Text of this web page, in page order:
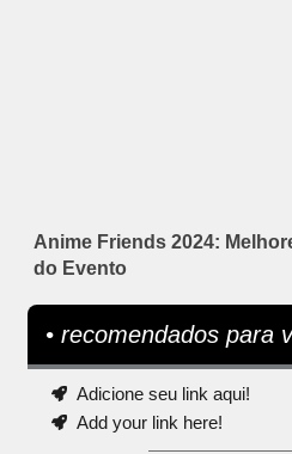
Anime Friends 2024:
do Evento
• recomendados para
Adicione seu link aqui!
Add your link here!